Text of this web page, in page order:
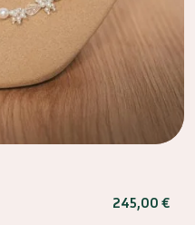
245,00 €